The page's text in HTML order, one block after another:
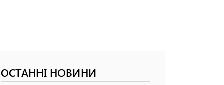
ОСТАННІ НОВИНИ